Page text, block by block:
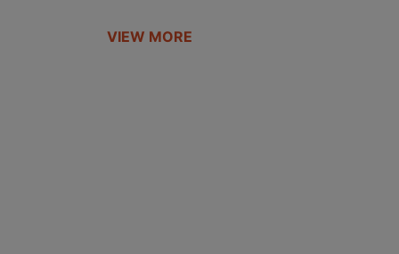
VIEW MORE